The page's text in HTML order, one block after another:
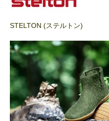
STELTON (ステルトン)